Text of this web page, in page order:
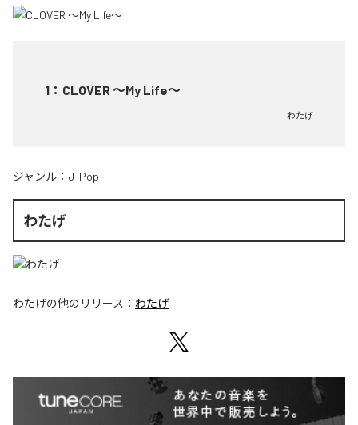
1 ： CLOVER ～My Life～
わたげ
ジャンル： J-Pop
わたげ
わたげの他のリリース： わたげ